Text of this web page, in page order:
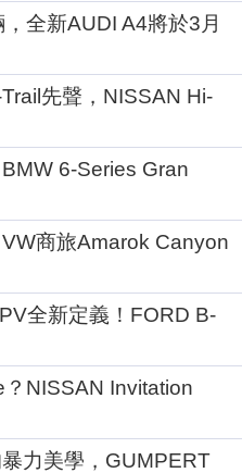
全新AUDI A4將於3月
先聲，NISSAN Hi-
6-Series Gran
商旅Amarok Canyon
全新定義！FORD B-
NISSAN Invitation
力美學，GUMPERT